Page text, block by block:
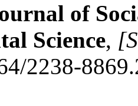
of
Science,
2238-